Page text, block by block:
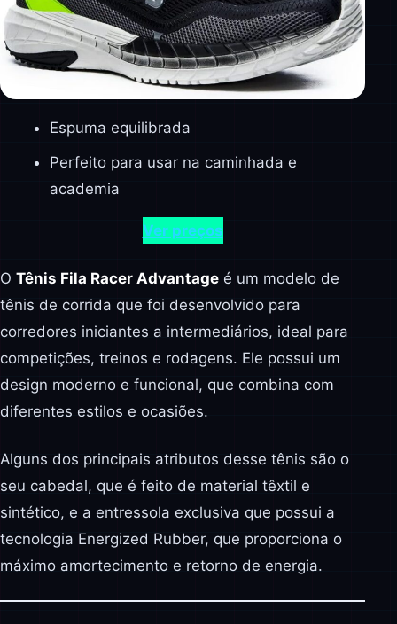
Espuma equilibrada
Perfeito para usar na caminhada e
academia
Ver preços
O Tênis Fila Racer Advantage é um modelo de
tênis de corrida que foi desenvolvido para
corredores iniciantes a intermediários, ideal para
competições, treinos e rodagens. Ele possui um
design moderno e funcional, que combina com
diferentes estilos e ocasiões.
Alguns dos principais atributos desse tênis são o
seu cabedal, que é feito de material têxtil e
sintético, e a entressola exclusiva que possui a
tecnologia Energized Rubber, que proporciona o
máximo amortecimento e retorno de energia.